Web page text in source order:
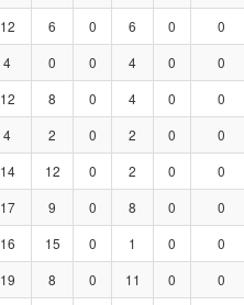
12 6 0 6 0 0
4 0 0 4 0 0
12 8 0 4 0 0
4 2 0 2 0 0
14 12 0 2 0 0
17 9 0 8 0 0
16 15 0 1 0 0
19 8 0 11 0 0